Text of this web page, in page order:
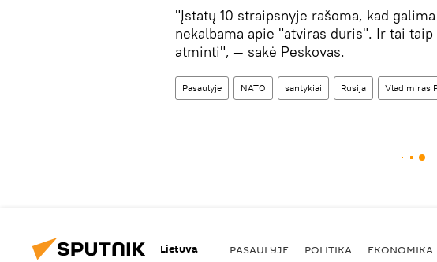
"Įstatų 10 straipsnyje rašoma, kad
nekalbama apie "atviras duris". Ir tai
atminti", — sakė Peskovas.
Pasaulyje NATO santykiai Rusija Vladimiras
Lietuva PASAULYJE POLITIKA EKONOMIKA